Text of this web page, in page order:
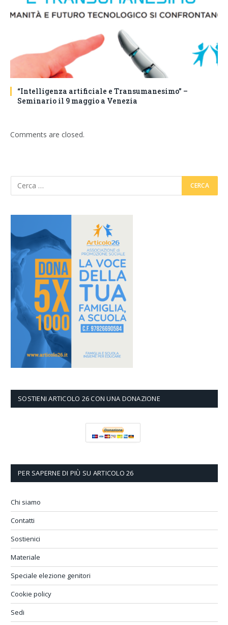
“Intelligenza artificiale e Transumanesimo” –
Seminario il 9 maggio a Venezia
Comments are closed.
SOSTIENI ARTICOLO 26 CON UNA DONAZIONE
PER SAPERNE DI PIÙ SU ARTICOLO 26
Chi siamo
Contatti
Sostienici
Materiale
Speciale elezione genitori
Cookie policy
Sedi